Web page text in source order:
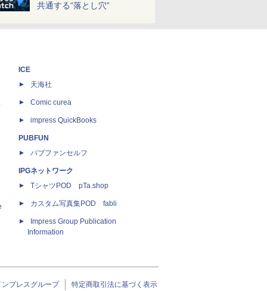
共通する“落とし穴”
ICE
天海社
Comic curea
impress QuickBooks
PUBFUN
パブファンセルフ
IPGネットワーク
TシャツPOD pTa.shop
カスタム写真集POD fabli
Impress Group Publication
Information
ンプレスグループ 特定商取引法に基づく表示